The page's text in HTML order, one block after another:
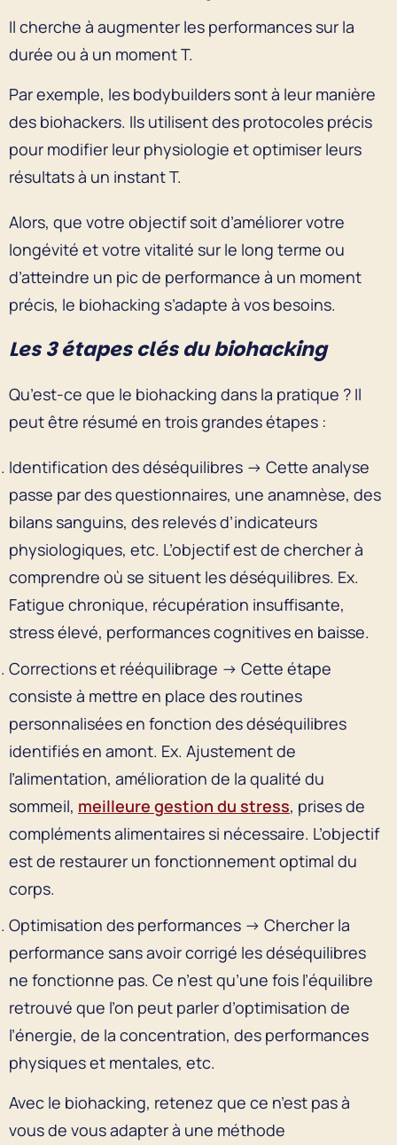
Il cherche à augmenter les performances sur la
durée ou à un moment T.
Par exemple, les bodybuilders sont à leur manière
des biohackers. Ils utilisent des protocoles précis
pour modifier leur physiologie et optimiser leurs
résultats à un instant T.
Alors, que votre objectif soit d’améliorer votre
longévité et votre vitalité sur le long terme ou
d’atteindre un pic de performance à un moment
précis, le biohacking s’adapte à vos besoins.
Les 3 étapes clés du biohacking
Qu’est-ce que le biohacking dans la pratique ? Il
peut être résumé en trois grandes étapes :
Identification des déséquilibres → Cette analyse
passe par des questionnaires, une anamnèse, des
bilans sanguins, des relevés d’indicateurs
physiologiques, etc. L’objectif est de chercher à
comprendre où se situent les déséquilibres. Ex.
Fatigue chronique, récupération insuffisante,
stress élevé, performances cognitives en baisse.
Corrections et rééquilibrage → Cette étape
consiste à mettre en place des routines
personnalisées en fonction des déséquilibres
identifiés en amont. Ex. Ajustement de
l’alimentation, amélioration de la qualité du
sommeil, meilleure gestion du stress, prises de
compléments alimentaires si nécessaire. L’objectif
est de restaurer un fonctionnement optimal du
corps.
Optimisation des performances → Chercher la
performance sans avoir corrigé les déséquilibres
ne fonctionne pas. Ce n’est qu’une fois l’équilibre
retrouvé que l’on peut parler d’optimisation de
l’énergie, de la concentration, des performances
physiques et mentales, etc.
Avec le biohacking, retenez que ce n’est pas à
vous de vous adapter à une méthode